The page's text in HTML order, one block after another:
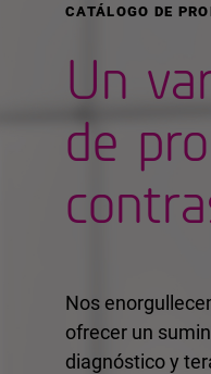
CATÁLOGO DE
Un
de
Nos
ofrecer un
diagnóstico y